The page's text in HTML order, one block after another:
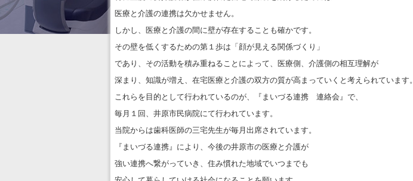
医療と介護の連携は欠かせません。
しかし、医療と介護の間に壁が存在することも確かです。
その壁を低くするための第１歩は「顔が見える関係づくり」
であり、その活動を積み重ねることによって、医療側、介護側の相互理解が
深まり、知識が増え、在宅医療と介護の双方の質が高まっていくと考えられています。
これらを目的として行われているのが、『まいづる連携 連絡会』で、
毎月１回、井原市民病院にて行われています。
当院からは歯科医師の三宅先生が毎月出席されています。
『まいづる連携』により、今後の井原市の医療と介護が
強い連携へ繋がっていき、住み慣れた地域でいつまでも